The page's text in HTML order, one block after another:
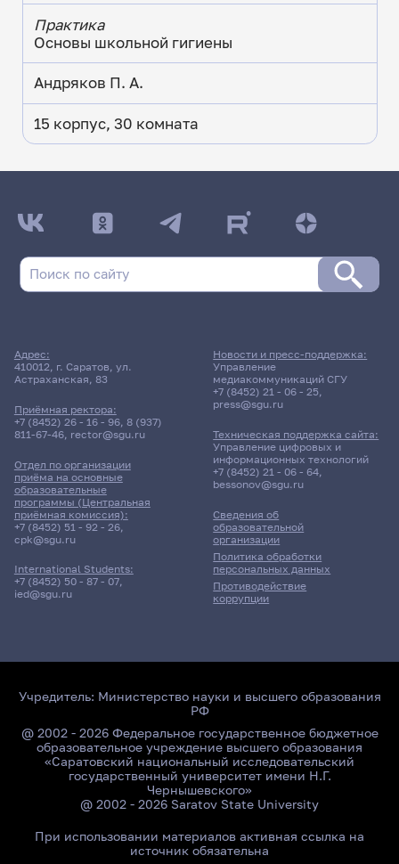
Практика
Основы школьной гигиены
Андряков П. А.
15 корпус, 30 комната
ДАТА ПОСЛЕДНЕГО ОБНОВЛЕНИЯ:
17.05.2026
культуры и спорта (ПИ)
Заочная форма обучения | 212 группа
Расписание сессии еще не заполнено!
Адрес:
410012, г. Саратов, ул.
Астраханская, 83
Приёмная ректора:
+7 (8452) 26 - 16 - 96, 8 (937)
811-67-46, rector@sgu.ru
Отдел по организации
приёма на основные
образовательные
программы (Центральная
приёмная комиссия):
+7 (8452) 51 - 92 - 26,
cpk@sgu.ru
International Students:
+7 (8452) 50 - 87 - 07,
ied@sgu.ru
Сведения об
образовательной
организации
Политика обработки
персональных данных
Противодействие
коррупции
Новости и пресс-поддержка:
Управление
медиакоммуникаций СГУ
+7 (8452) 21 - 06 - 25,
press@sgu.ru
Техническая поддержка сайта:
Управление цифровых и
информационных технологий
+7 (8452) 21 - 06 - 64,
bessonov@sgu.ru
Учредитель: Министерство науки и высшего образования
РФ
@ 2002 - 2026 Федеральное государственное бюджетное
образовательное учреждение высшего образования
«Саратовский национальный исследовательский
государственный университет имени Н.Г.
Чернышевского»
@ 2002 - 2026 Saratov State University
При использовании материалов активная ссылка на
источник обязательна